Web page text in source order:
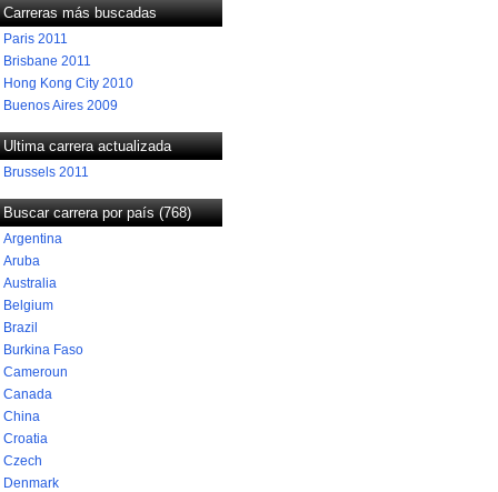
Carreras más buscadas
Paris 2011
Brisbane 2011
Hong Kong City 2010
Buenos Aires 2009
Ultima carrera actualizada
Brussels 2011
Buscar carrera por país (768)
Argentina
Aruba
Australia
Belgium
Brazil
Burkina Faso
Cameroun
Canada
China
Croatia
Czech
Denmark